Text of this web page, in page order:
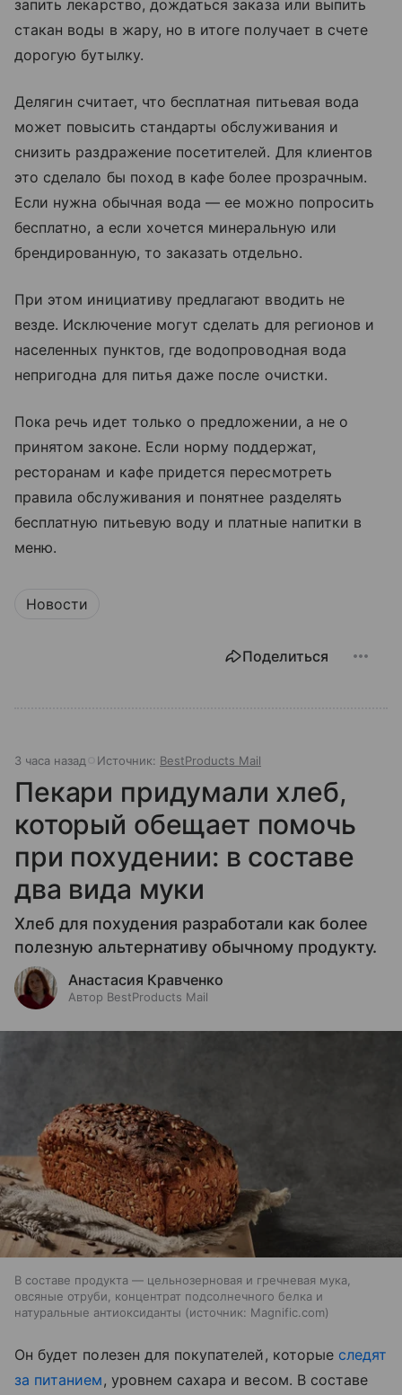
запить лекарство, дождаться заказа или выпить
стакан воды в жару, но в итоге получает в счете
дорогую бутылку.
Делягин считает, что бесплатная питьевая вода
может повысить стандарты обслуживания и
снизить раздражение посетителей. Для клиентов
это сделало бы поход в кафе более прозрачным.
Если нужна обычная вода — ее можно попросить
бесплатно, а если хочется минеральную или
брендированную, то заказать отдельно.
При этом инициативу предлагают вводить не
везде. Исключение могут сделать для регионов и
населенных пунктов, где водопроводная вода
непригодна для питья даже после очистки.
Пока речь идет только о предложении, а не о
принятом законе. Если норму поддержат,
ресторанам и кафе придется пересмотреть
правила обслуживания и понятнее разделять
бесплатную питьевую воду и платные напитки в
меню.
Новости
Поделиться
3 часа назад Источник: BestProducts Mail
Пекари придумали хлеб,
который обещает помочь
при похудении: в составе
два вида муки
Хлеб для похудения разработали как более
полезную альтернативу обычному продукту.
Анастасия Кравченко
Автор BestProducts Mail
В составе продукта — цельнозерновая и гречневая мука,
овсяные отруби, концентрат подсолнечного белка и
натуральные антиоксиданты
источник: Magnific.com
Он будет полезен для покупателей, которые следят
за питанием, уровнем сахара и весом. В составе